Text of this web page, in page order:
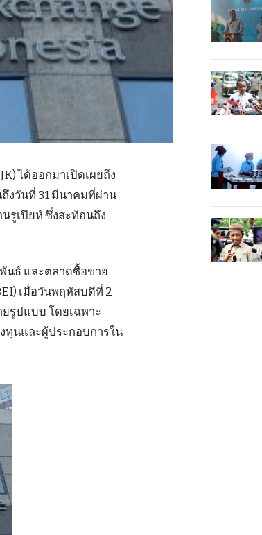
ได้ออกมาเปิดเผยถึง
งวันที่ 31 มีนาคมที่ผ่าน
รูเปียห์ ซึ่งสะท้อนถึง
นธ์ และตลาดซื้อขาย
เมื่อวันพฤหัสบดีที่ 2
รูปแบบ โดยเฉพาะ
ทุนและผู้ประกอบการใน